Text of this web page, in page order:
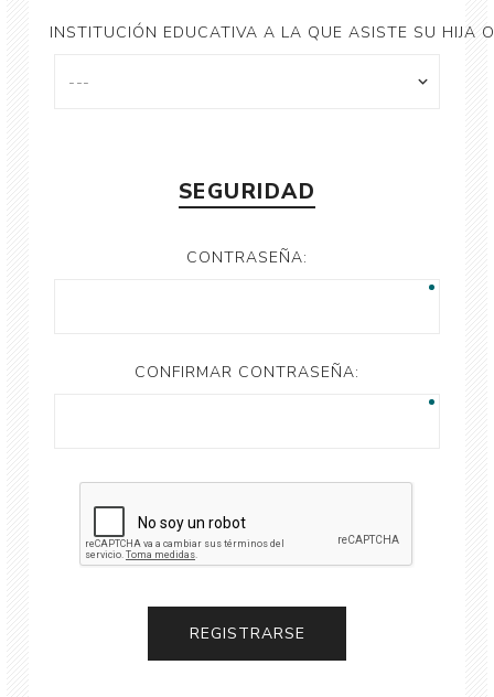
INSTITUCIÓN EDUCATIVA A LA QUE ASISTE SU HIJA
SEGURIDAD
CONTRASEÑA:
CONFIRMAR CONTRASEÑA: